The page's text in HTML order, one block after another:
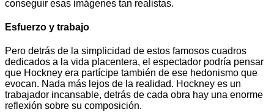
conseguir esas imágenes tan realistas.
Esfuerzo y trabajo
Pero detrás de la simplicidad de estos famosos cuadros
dedicados a la vida placentera, el espectador podría pensar
que Hockney era partícipe también de ese hedonismo que
evocan. Nada más lejos de la realidad. Hockney es un
trabajador incansable, detrás de cada obra hay una enorme
reflexión sobre su composición.